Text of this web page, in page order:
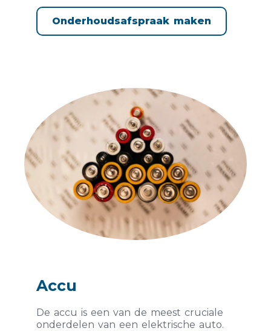
Onderhoudsafspraak maken
Accu
De accu is een van de meest cruciale
onderdelen van een elektrische auto.